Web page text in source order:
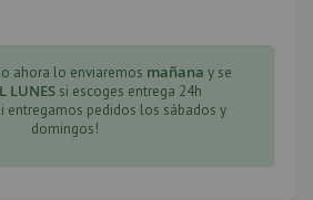
ahora lo enviaremos mañana y se
LUNESsi escoges entrega 24h
entregamos pedidos los sábados y
domingos!